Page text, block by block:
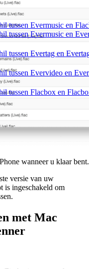
tussen Evermusic en
tussen Evermusic en
tussen Evertag en
tussen Evervideo en
tussen Flacbox en
wanneer u klaar bent.
versie van uw
is ingeschakeld om
met Mac